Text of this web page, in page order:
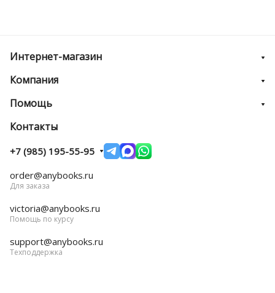
Интернет-магазин
Компания
Помощь
Контакты
+7 (985) 195-55-95
order@anybooks.ru
Для заказа
victoria@anybooks.ru
Помощь по курсу
support@anybooks.ru
Техподдержка